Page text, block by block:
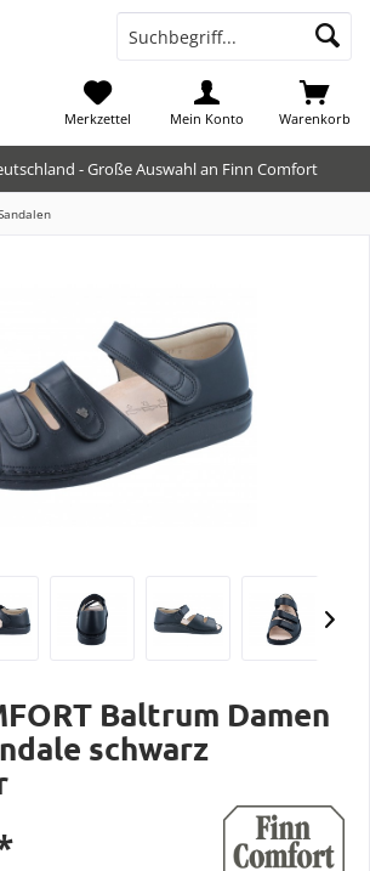
- Große Auswahl an Finn Comfort
Warenkorb
Merkzettel Mein Konto
Baltrum Damen
schwarz